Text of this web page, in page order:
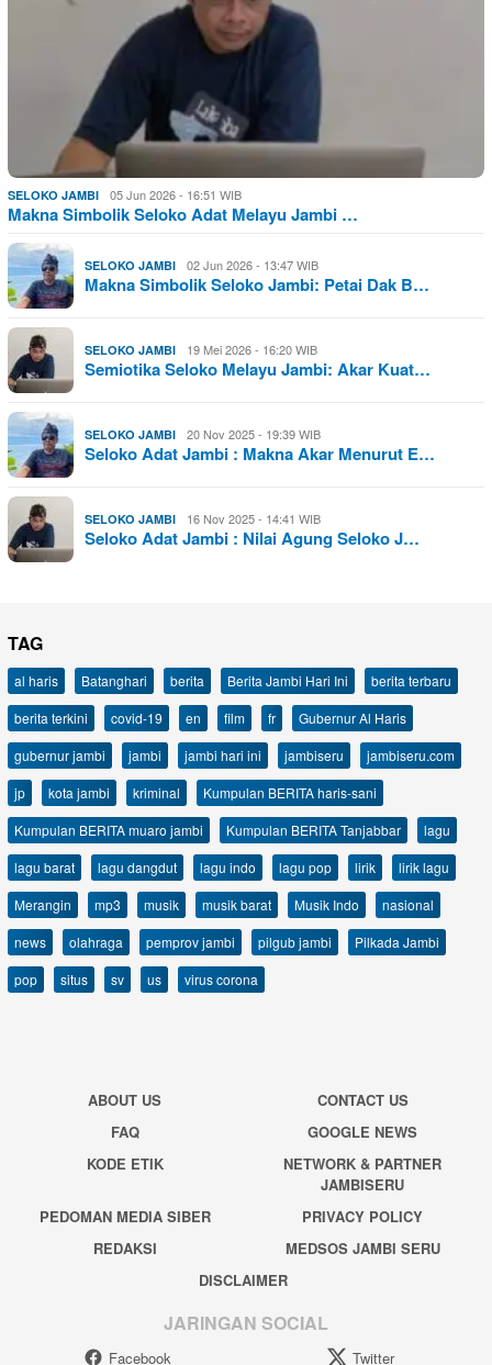
SELOKO JAMBI 05 Jun 2026 - 16:51 WIB
Makna Simbolik Seloko Adat Melayu Jambi …
SELOKO JAMBI 02 Jun 2026 - 13:47 WIB
Makna Simbolik Seloko Jambi: Petai Dak B…
SELOKO JAMBI 19 Mei 2026 - 16:20 WIB
Semiotika Seloko Melayu Jambi: Akar Kuat…
SELOKO JAMBI 20 Nov 2025 - 19:39 WIB
Seloko Adat Jambi : Makna Akar Menurut E…
SELOKO JAMBI 16 Nov 2025 - 14:41 WIB
Seloko Adat Jambi : Nilai Agung Seloko J…
TAG
al haris Batanghari berita Berita Jambi Hari Ini
berita terbaru
berita terkini
covid-19 en film fr
Gubernur Al Haris
gubernur jambi
jambi jambi hari ini jambiseru
jambiseru.com
jp
kota jambi kriminal
Kumpulan BERITA haris-sani
Kumpulan BERITA muaro jambi
Kumpulan BERITA Tanjabbar
lagu
lagu barat
lagu dangdut lagu indo lagu pop lirik
lirik lagu
Merangin
mp3 musik musik barat Musik Indo
nasional
news
olahraga pemprov jambi pilgub jambi
Pilkada Jambi
pop
situs sv us virus corona
ABOUT US
CONTACT US
FAQ
GOOGLE NEWS
KODE ETIK
NETWORK & PARTNER
JAMBISERU
PEDOMAN MEDIA SIBER
PRIVACY POLICY
REDAKSI
MEDSOS JAMBI SERU
DISCLAIMER
JARINGAN SOCIAL
Facebook Twitter